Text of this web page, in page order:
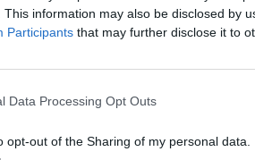
This information may also be disclosed by
Participants that may further disclose it to
Data Processing Opt Outs
opt-out of the Sharing of my personal data.
για άμεση ενημέρωση.
σεβασμό της αξιοπρέπειας